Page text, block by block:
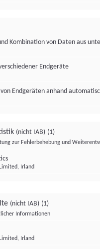
Kombination von Daten aus
Endgeräte
Endgeräten anhand
(nicht IAB) (1)
zur Fehlerbehebung und
Irland
(nicht IAB) (1)
Informationen
Irland